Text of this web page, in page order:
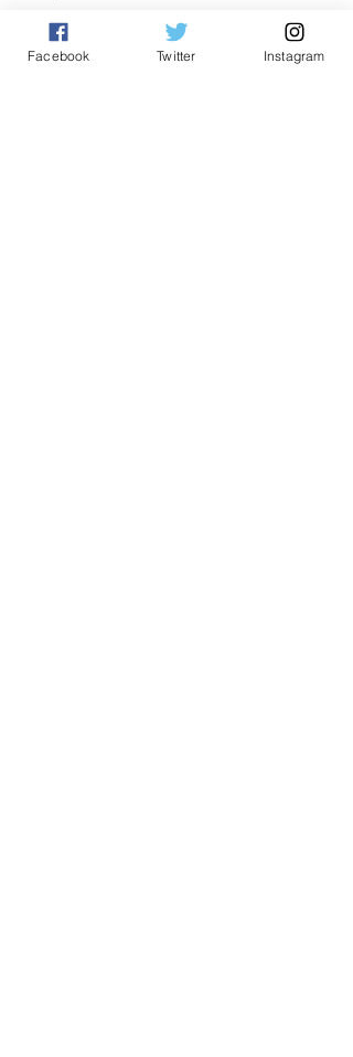
Sekiranya operator gagal memenuhi KPI termasuk
ketepatan jadual perjalanan dan masa operasi,
Facebook Twitter Instagram